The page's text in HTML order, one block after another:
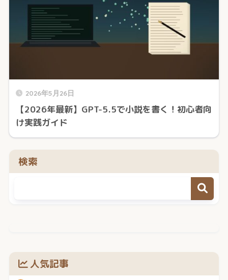
2026年5月26日
【2026年最新】GPT-5.5で小説を書く！初心者向
け実践ガイド
検索
人気記事